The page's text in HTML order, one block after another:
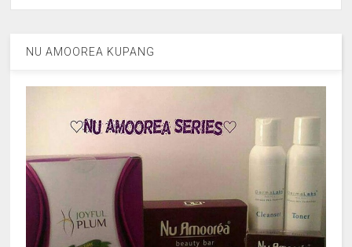
NU AMOOREA KUPANG